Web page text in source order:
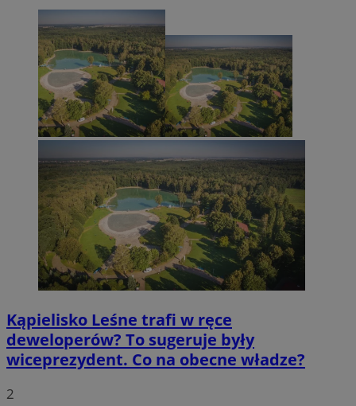
Kąpielisko Leśne trafi w ręce
deweloperów? To sugeruje były
wiceprezydent. Co na obecne władze?
2